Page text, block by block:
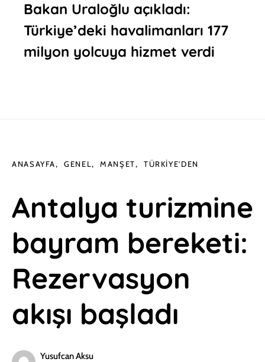
Bakan Uraloğlu açıkladı:
Türkiye’deki havalimanları 177
milyon yolcuya hizmet verdi
ANASAYFA GENEL MANŞET TÜRKIYE'DEN
Antalya turizmine
bayram bereketi:
Rezervasyon
akışı başladı
Yusufcan Aksu